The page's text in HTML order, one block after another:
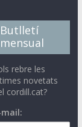
Butlletí
mensual
rebre les
novetats
cordill.cat?
mail: